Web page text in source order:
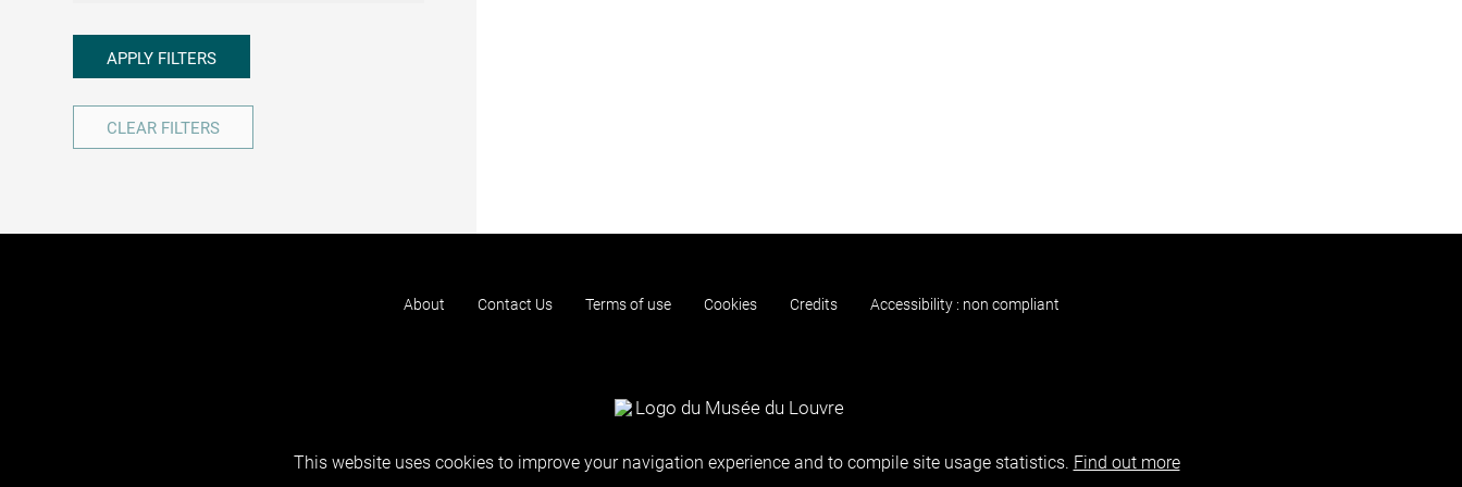
APPLY FILTERS
CLEAR FILTERS
About Contact Us Terms of use Cookies Credits Accessibility : non compliant
This website uses cookies to improve your navigation experience and to compile site usage statistics. Find out more